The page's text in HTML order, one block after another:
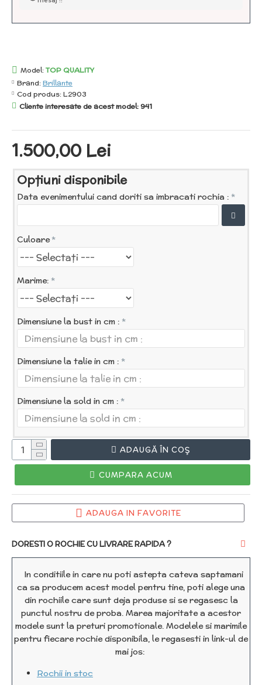
1.500,00 Lei
Model:TOP QUALITY
Brand:Brillante
Cod produs:L2903
Cliente interesate de acest model: 941
Opţiuni disponibile
Data evenimentului cand doriti sa imbracati rochia :
Culoare
Marime:
Dimensiune la bust in cm :
Dimensiune la talie in cm :
Dimensiune la sold in cm :
ADAUGĂ ÎN COŞ
CUMPARA ACUM
ADAUGA IN FAVORITE
DORESTI O ROCHIE CU LIVRARE RAPIDA ?
In conditiile in care nu poti astepta cateva saptamani
ca sa producem acest model pentru tine, poti alege una
din rochiile care sunt deja produse si se regasesc la
punctul nostru de proba. Marea majoritate a acestor
modele sunt la preturi promotionale. Modelele si marimile
pentru fiecare rochie disponibila, le regasesti in link-ul de
mai jos:
Rochii in stoc